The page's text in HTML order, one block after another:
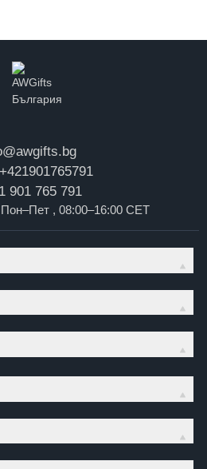
+421901765791
901 765 791
, 08:00–16:00 CET